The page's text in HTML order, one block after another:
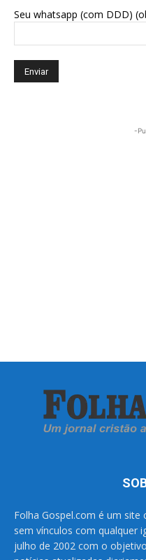
Seu whatsapp (com DDD)
-
Folha Gospel.com é um
sem vínculos com qualquer
julho de 2002 com o